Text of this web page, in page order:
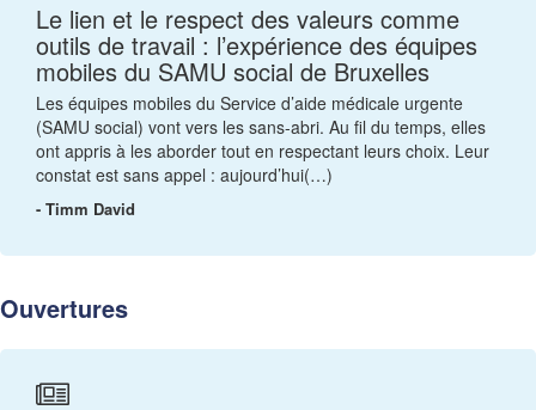
Le lien et le respect des valeurs comme
outils de travail : l’expérience des équipes
mobiles du SAMU social de Bruxelles
Les équipes mobiles du Service d’aide médicale urgente
(SAMU social) vont vers les sans-abri. Au fil du temps, elles
ont appris à les aborder tout en respectant leurs choix. Leur
constat est sans appel : aujourd’hui(…)
- Timm David
Ouvertures